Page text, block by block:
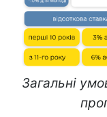
Загальні